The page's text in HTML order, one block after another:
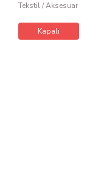
Tekstil / Aksesuar
Kapalı